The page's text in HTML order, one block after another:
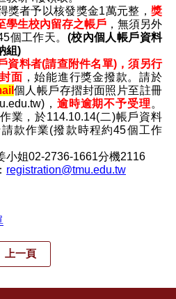
獎者予以核發獎金1萬元整， 獎
學生校內留存之帳戶 ，無須另外
個工作天。 (校內個人帳戶資料
組)
資料者(請查附件名單)，須另行
面 ，始能進行獎金撥款。請於
個人帳戶存摺封面照片至註冊
， 逾時逾期不予受理 。
業，於114.10.14(二)帳戶資料
款作業(撥款時程約45個工作
小姐02-2736-1661分機2116
registration@tmu.edu.tw
上一頁